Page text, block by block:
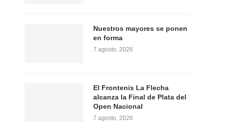
Nuestros mayores se ponen
en forma
7 agosto, 2026
El Frontenis La Flecha
alcanza la Final de Plata del
Open Nacional
7 agosto, 2026